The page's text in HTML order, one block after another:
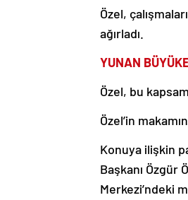
Özel,
ağırladı.
YUNAN
Özel, bu
Özel’in
Konuya ilişkin
Başkanı Özgür
Merkezi’ndeki